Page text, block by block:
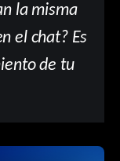
la misma
el chat? Es
de tu